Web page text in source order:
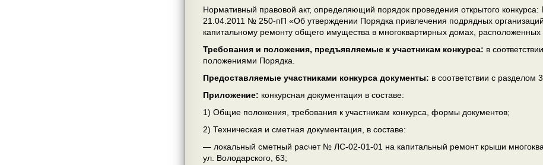
Нормативный правовой акт, определяющий порядок проведения открытого конкурса:
21.04.2011 № 250-пП «Об утверждении Порядка привлечения подрядных
капитальному ремонту общего имущества в многоквартирных домах,
Требования и положения, предъявляемые к участникам конкурса: в
положениями Порядка.
Предоставляемые участниками конкурса документы: в соответствии с разделом
Приложение: конкурсная документация в составе:
1) Общие положения, требования к участникам конкурса, формы документов;
2) Техническая и сметная документация, в составе:
— локальный сметный расчет № ЛС-02-01-01 на капитальный ремонт крыши
ул. Володарского, 63;